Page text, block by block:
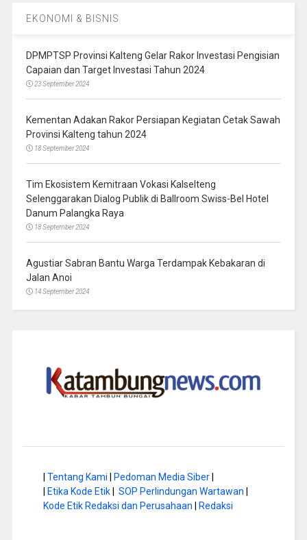
EKONOMI & BISNIS
DPMPTSP Provinsi Kalteng Gelar Rakor Investasi Pengisian
Capaian dan Target Investasi Tahun 2024
23 September 2024
Kementan Adakan Rakor Persiapan Kegiatan Cetak Sawah
Provinsi Kalteng tahun 2024
18 September 2024
Tim Ekosistem Kemitraan Vokasi Kalselteng
Selenggarakan Dialog Publik di Ballroom Swiss-Bel Hotel
Danum Palangka Raya
18 September 2024
Agustiar Sabran Bantu Warga Terdampak Kebakaran di
Jalan Anoi
14 September 2024
Tentang Kami Pedoman Media Siber|
Etika Kode Etik| SOP Perlindungan Wartawan
Kode Etik Redaksi dan Perusahaan
Redaksi